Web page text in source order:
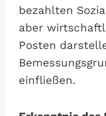
bezahlten
aber
Posten
einfließen.